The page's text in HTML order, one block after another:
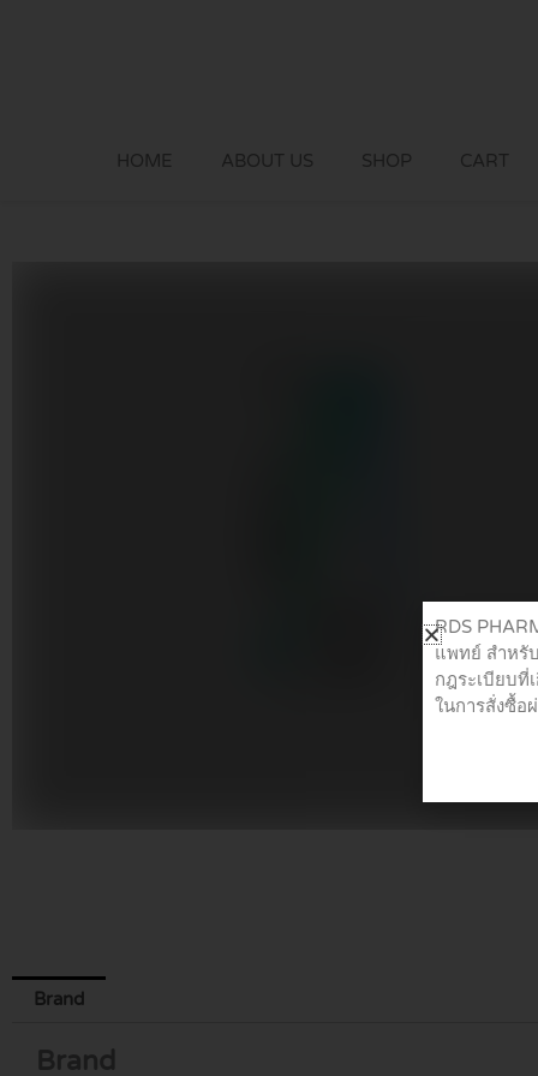
HOME ABOUT US SHOP CART
Brand
Brand
RDS
แพทย์ สำหรั
กฎระเบียบ
ในการสั่งซื้อ